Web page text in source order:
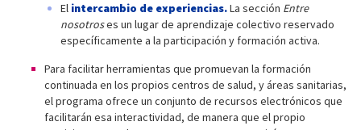
El intercambio de experiencias.La sección Entre
nosotroses un lugar de aprendizaje colectivo reservado
específicamente a la participación y formación activa.
Para facilitar herramientas que promuevan la formación
continuada en los propios centros de salud, y áreas sanitarias,
el programa ofrece un conjunto de recursos electrónicos que
facilitarán esa interactividad, de manera que el propio